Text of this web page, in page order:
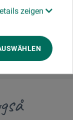
zeigen